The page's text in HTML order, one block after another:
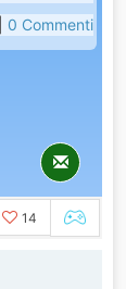
0 Commenti
14